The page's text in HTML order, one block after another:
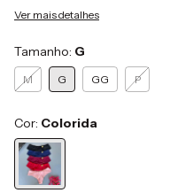
Ver mais detalhes
Tamanho: G
M G GG P
Cor: Colorida